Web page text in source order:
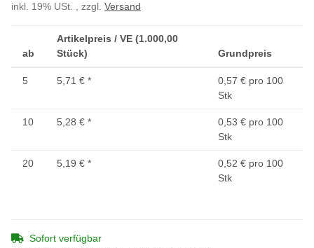
inkl. 19% USt. , zzgl. Versand
ab
Artikelpreis / VE (1.000,00
Stück)
Grundpreis
5 5,71 € *
0,57 € pro 100
Stk
10 5,28 € *
0,53 € pro 100
Stk
20 5,19 € *
0,52 € pro 100
Stk
Sofort verfügbar